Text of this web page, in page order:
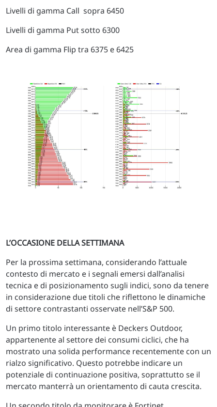
Livelli di gamma Call sopra 6450
Livelli di gamma Put sotto 6300
Area di gamma Flip tra 6375 e 6425
L’OCCASIONE DELLA SETTIMANA
Per la prossima settimana, considerando l’attuale
contesto di mercato e i segnali emersi dall’analisi
tecnica e di posizionamento sugli indici, sono da tenere
in considerazione due titoli che riflettono le dinamiche
di settore contrastanti osservate nell’S&P 500.
Un primo titolo interessante è Deckers Outdoor,
appartenente al settore dei consumi ciclici, che ha
mostrato una solida performance recentemente con un
rialzo significativo. Questo potrebbe indicare un
potenziale di continuazione positiva, soprattutto se il
mercato manterrà un orientamento di cauta crescita.